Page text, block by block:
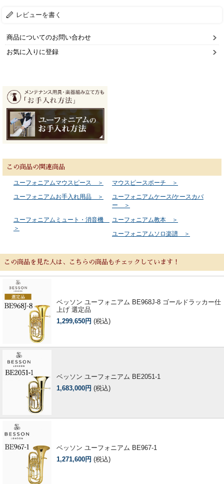
レビューを書く
商品についてのお問い合わせ
お気に入りに登録
この商品の関連商品
ユーフォニアムマウスピース ＞
マウスピースポーチ ＞
ユーフォニアムお手入れ用品 ＞
ユーフォニアムケース/ケースカバ
ー ＞
ユーフォニアムミュート・消音機
＞
ユーフォニアム教本 ＞
ユーフォニアムソロ楽譜 ＞
この商品を見た人は、こちらの商品もチェックしています！
ベッソン ユーフォニアム BE968J-8 ゴールドラッカー仕
上げ 選定品
1,299,650円 (税込)
ベッソン ユーフォニアム BE2051-1
1,683,000円 (税込)
ベッソン ユーフォニアム BE967-1
1,271,600円 (税込)